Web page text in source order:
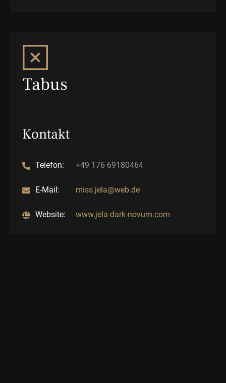
Tabus
Kontakt
Telefon: +49 176 69180464
E-Mail: miss.jela@web.de
Website: www.jela-dark-novum.com